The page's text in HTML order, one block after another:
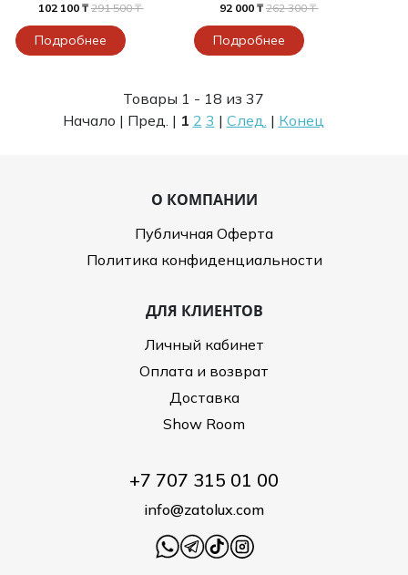
102 100 ₸ 291 500 ₸
Подробнее
92 000 ₸ 262 300 ₸
Подробнее
Товары 1 - 18 из 37
Начало | Пред. | 1 2 3 | След. | Конец
О КОМПАНИИ
Публичная Оферта
Политика конфиденциальности
ДЛЯ КЛИЕНТОВ
Личный кабинет
Оплата и возврат
Доставка
Show Room
+7 707 315 01 00
info@zatolux.com